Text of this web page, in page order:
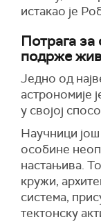
истакао је
Потрага за
подрже
Једно од
астрономије
у својој
Научници још
особине
настањива.
кружи,
система,
тектонску